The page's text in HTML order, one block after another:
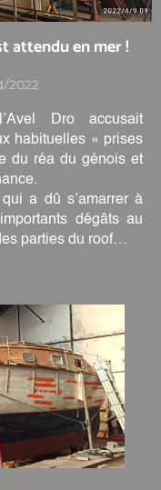
attendu en mer !
2022
Dro accusait
habituelles « prises
du réa du génois et
a dû s’amarrer à
dégâts au
parties du roof…